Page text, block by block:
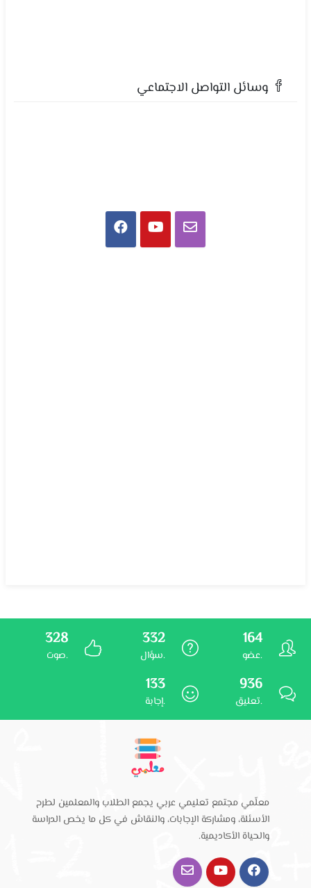
وسائل التواصل الاجتماعي
164
عضو.
332
سؤال.
328
صوت.
936
تعليق.
133
إجابة.
معلّمي مجتمع تعليمي عربي يجمع الطلاب والمعلمين لطرح
الأسئلة، ومشاركة الإجابات، والنقاش في كل ما يخص الدراسة
والحياة الأكاديمية.